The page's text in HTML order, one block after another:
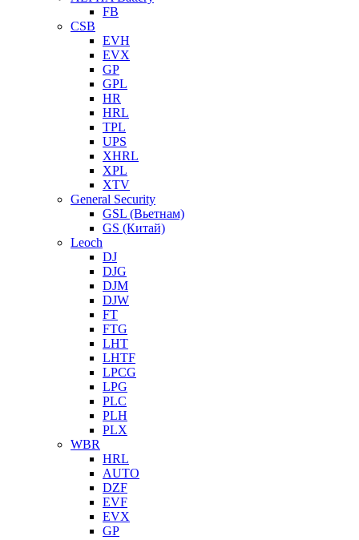
FB
CSB
EVH
EVX
GP
GPL
HR
HRL
TPL
UPS
XHRL
XPL
XTV
General Security
GSL (Вьетнам)
GS (Китай)
Leoch
DJ
DJG
DJM
DJW
FT
FTG
LHT
LHTF
LPCG
LPG
PLC
PLH
PLX
WBR
HRL
AUTO
DZF
EVF
EVX
GP